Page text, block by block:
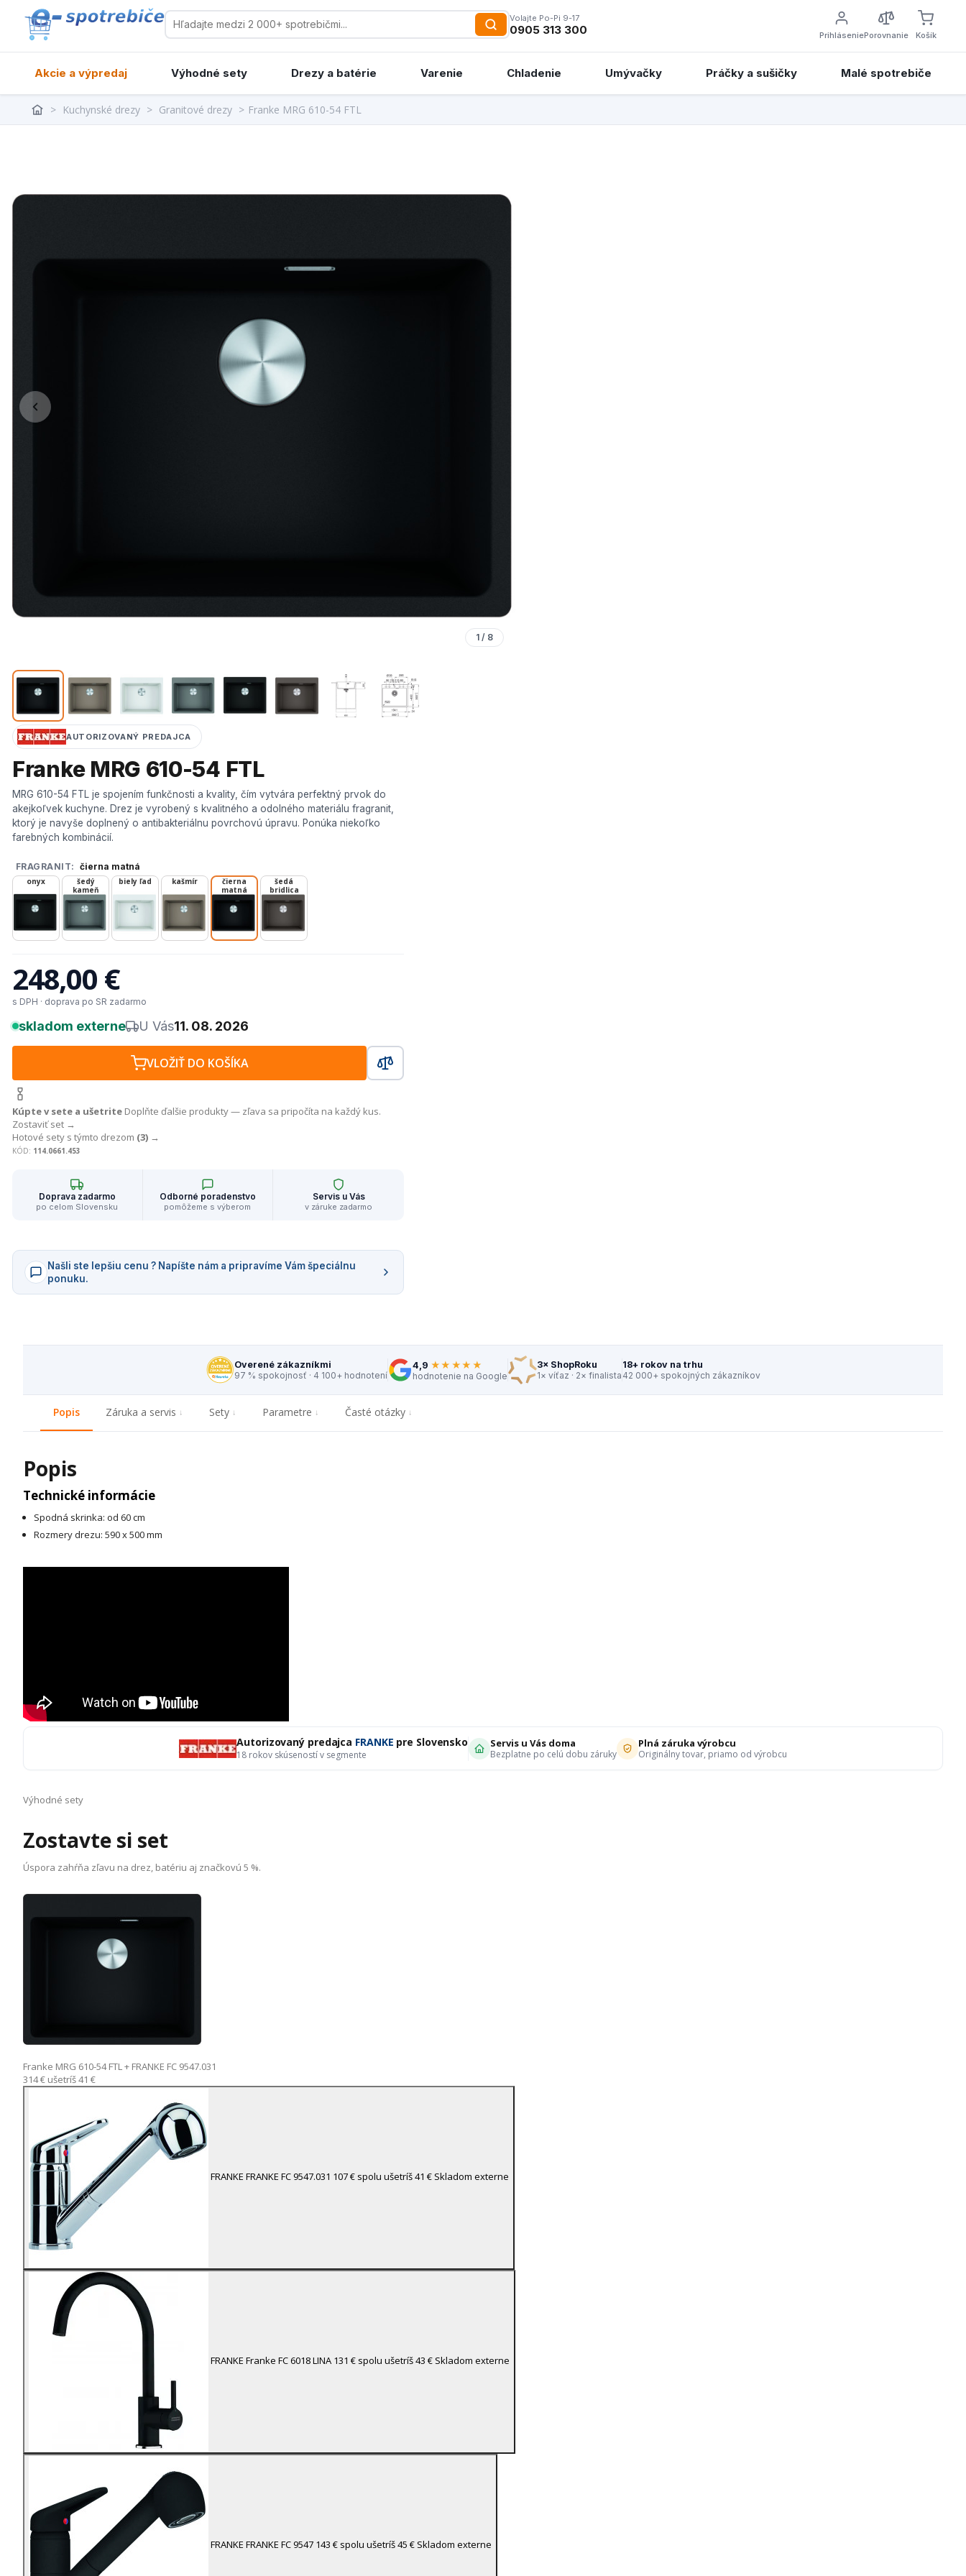
Volajte Po-Pi 9-17
0905 313 300 PrihláseniePorovnanie Košík
Akcie a výpredaj Výhodné sety Drezy a batérie Varenie Chladenie Umývačky Práčky a sušičky Malé spotrebiče
> Kuchynské drezy > Granitové drezy > Franke MRG 610-54 FTL
1 / 8
AUTORIZOVANÝ PREDAJCA
Franke MRG 610-54 FTL
MRG 610-54 FTL je spojením funkčnosti a kvality, čím vytvára perfektný prvok do
akejkoľvek kuchyne. Drez je vyrobený s kvalitného a odolného materiálu fragranit,
ktorý je navyše doplnený o antibakteriálnu povrchovú úpravu. Ponúka niekoľko
farebných kombinácií.
FRAGRANIT: čierna matná
onyx
šedý
kameň
biely ľad kašmír
čierna
matná
šedá
bridlica
248,00 €
s DPH · doprava po SR zadarmo
skladom externe U Vás11. 08. 2026
VLOŽIŤ DO KOŠÍKA
Kúpte v sete a ušetrite Doplňte ďalšie produkty — zľava sa pripočíta na každý kus.
Zostaviť set →
Hotové sety s týmto drezom (3) →
KÓD: 114.0661.453
Doprava zadarmo
po celom Slovensku
Odborné poradenstvo
pomôžeme s výberom
Servis u Vás
v záruke zadarmo
Našli ste lepšiu cenu ? Napíšte nám a pripravíme Vám špeciálnu
ponuku.
Overené zákazníkmi
97 % spokojnosť · 4 100+ hodnotení
4,9 ★★★★★
hodnotenie na Google
3× ShopRoku
1× víťaz · 2× finalista
18+ rokov na trhu
42 000+ spokojných zákazníkov
Popis Záruka a servis Sety Parametre Časté otázky
Popis
Technické informácie
Spodná skrinka: od 60 cm
Rozmery drezu: 590 x 500 mm
Autorizovaný predajca FRANKE pre Slovensko
18 rokov skúseností v segmente
Servis u Vás doma
Bezplatne po celú dobu záruky
Plná záruka výrobcu
Originálny tovar, priamo od výrobcu
Výhodné sety
Zostavte si set
Úspora zahŕňa zľavu na drez, batériu aj značkovú 5 %.
Franke MRG 610-54 FTL+ FRANKE FC 9547.031
314 € ušetríš 41 €
FRANKE FRANKE FC 9547.031 107 € spolu ušetríš 41 € Skladom externe
FRANKE Franke FC 6018 LINA 131 € spolu ušetríš 43 € Skladom externe
FRANKE FRANKE FC 9547 143 € spolu ušetríš 45 € Skladom externe